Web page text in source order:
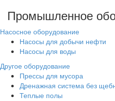
Промышленное
Насосное оборудование
Насосы для добычи нефти
Насосы для воды
Другое оборудование
Прессы для мусора
Дренажная система без
Теплые полы